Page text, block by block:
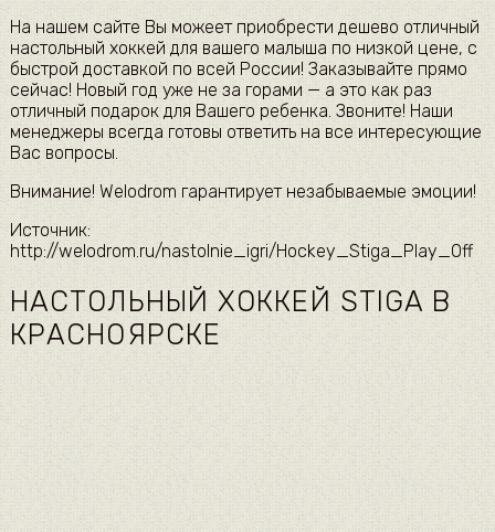
На нашем сайте Вы можеет приобрести дешево отличный
настольный хоккей для вашего малыша по низкой цене, с
быстрой доставкой по всей России! Заказывайте прямо
сейчас! Новый год уже не за горами — а это как раз
отличный подарок для Вашего ребенка. Звоните! Наши
менеджеры всегда готовы ответить на все интересующие
Вас вопросы.
Внимание! Welodrom гарантирует незабываемые эмоции!
Источник:
http://welodrom.ru/nastolnie_igri/Hockey_Stiga_Play_Off
НАСТОЛЬНЫЙ ХОККЕЙ STIGA В
КРАСНОЯРСКЕ